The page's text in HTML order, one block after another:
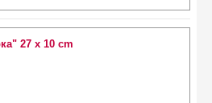
27 х 10 cm